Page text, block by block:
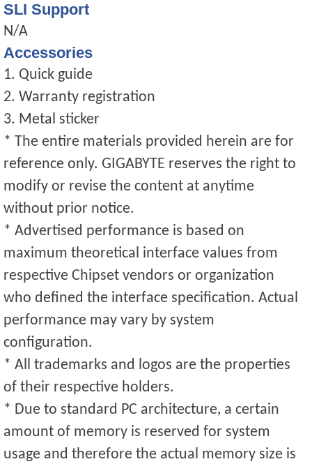
SLI Support
N/A
Accessories
1. Quick guide
2. Warranty registration
3. Metal sticker
* The entire materials provided herein are for
reference only. GIGABYTE reserves the right to
modify or revise the content at anytime
without prior notice.
* Advertised performance is based on
maximum theoretical interface values from
respective Chipset vendors or organization
who defined the interface specification. Actual
performance may vary by system
configuration.
* All trademarks and logos are the properties
of their respective holders.
* Due to standard PC architecture, a certain
amount of memory is reserved for system
usage and therefore the actual memory size is